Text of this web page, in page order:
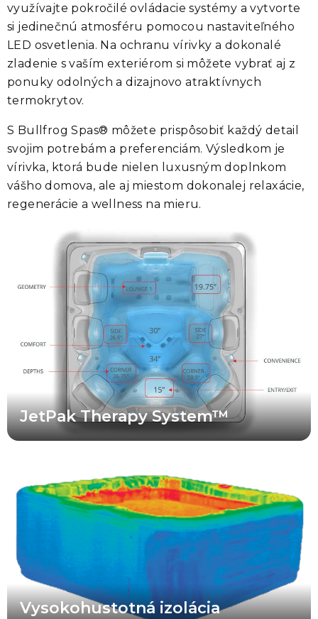
využívajte pokročilé ovládacie systémy a vytvorte
si jedinečnú atmosféru pomocou nastaviteľného
LED osvetlenia. Na ochranu vírivky a dokonalé
zladenie s vaším exteriérom si môžete vybrať aj z
ponuky odolných a dizajnovo atraktívnych
termokrytov.
S Bullfrog Spas® môžete prispôsobiť každý detail
svojim potrebám a preferenciám. Výsledkom je
vírivka, ktorá bude nielen luxusným doplnkom
vášho domova, ale aj miestom dokonalej relaxácie,
regenerácie a wellness na mieru.
JetPak Therapy System™
JetPak Therapy System™ je revolučný spôsob, ako navrhnúť
osobnú vírivku. Mimoriadne efektívna technológia rozvodov
eliminuje až 90 % potrubí a spojov používaných v bežných
vírivkách, pričom poskytuje lepší výkon a možnosti prispôsobenia,
ktoré pri štandardných vírivkách jednoducho nezískate. Získate
vyšší výkon, personalizovaný zážitok a lepšiu spoľahlivosť vo
vírivke, ktorá je zároveň krásna aj pohodlná.
Vysokohustotná izolácia
Celopenová konštrukcia víriviek Bullfrog Spas® úplne izoluje
vírivku a zabraňuje úniku tepla aj v najchladnejších klimatických
podmienkach. Vírivky Bullfrog Spas® využívajú mimoriadne
energeticky účinnú penu v celej vnútornej konštrukcii, ktorá
zadržiava viac tepla vo vnútri vírivky. Infračervené teplotné
mapovanie ukazuje rozdiel, ktorý prináša celopenová izolácia.
Vírivka Bullfrog Spa® s celopenovou izoláciou udržiava teplo vo
vnútri a do okolitého vzduchu uniká len minimálne množstvo
tepla.